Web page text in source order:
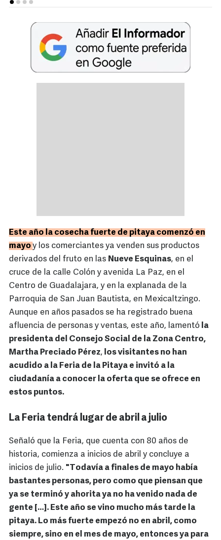
Este año la cosecha fuerte de pitaya comenzó en
mayo y los comerciantes ya venden sus productos
derivados del fruto en las Nueve Esquinas, en el
cruce de la calle Colón y avenida La Paz, en el
Centro de Guadalajara, y en la explanada de la
Parroquia de San Juan Bautista, en Mexicaltzingo.
Aunque en años pasados se ha registrado buena
afluencia de personas y ventas, este año, lamentó la
presidenta del Consejo Social de la Zona Centro,
Martha Preciado Pérez, los visitantes no han
acudido a la Feria de la Pitaya e invitó a la
ciudadanía a conocer la oferta que se ofrece en
estos puntos.
La Feria tendrá lugar de abril a julio
Señaló que la Feria, que cuenta con 80 años de
historia, comienza a inicios de abril y concluye a
inicios de julio. "Todavía a finales de mayo había
bastantes personas, pero como que piensan que
ya se terminó y ahorita ya no ha venido nada de
gente […]. Este año se vino mucho más tarde la
pitaya. Lo más fuerte empezó no en abril, como
siempre, sino en el mes de mayo, entonces ya para